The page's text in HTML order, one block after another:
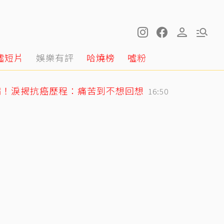
短片 娛樂有評 哈燒榜 噓粉
淚揭抗癌歷程：痛苦到不想回想 16:50